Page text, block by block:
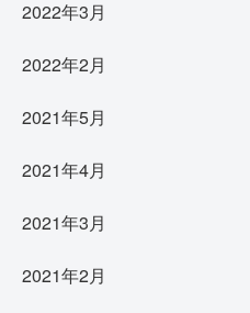
2022年3月
2022年2月
2021年5月
2021年4月
2021年3月
2021年2月